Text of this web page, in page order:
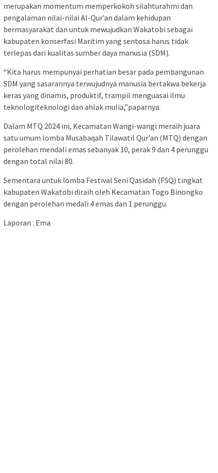
merupakan momentum memperkokoh silahturahmi dan
pengalaman nilai-nilai Al-Qur’an dalam kehidupan
bermasyarakat dan untuk mewujudkan Wakatobi sebagai
kabupaten konserfasi Maritim yang sentosa harus tidak
terlepas dari kualitas sumber daya manusia (SDM).
“Kita harus mempunyai perhatian besar pada pembangunan
SDM yang sasarannya terwujudnya manusia bertakwa bekerja
keras yang dinamis, produktif, trampil menguasai ilmu
teknologiteknologi dan ahlak mulia,”paparnya.
Dalam MTQ 2024 ini, Kecamatan Wangi-wangi meraih juara
satu umum lomba Musabaqah Tilawatil Qur’an (MTQ) dengan
perolehan mendali emas sebanyak 10, perak 9 dan 4 perunggu
dengan total nilai 80.
Sementara untuk lomba Festival Seni Qasidah (FSQ) tingkat
kabupaten Wakatobi diraih oleh Kecamatan Togo Binongko
dengan perolehan medali 4 emas dan 1 perunggu.
Laporan : Ema